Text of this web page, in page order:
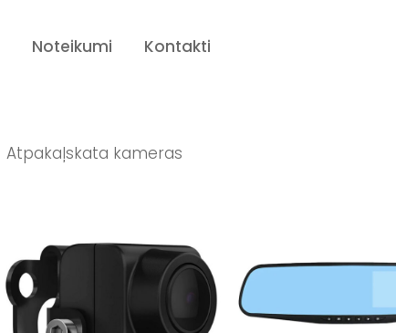
Noteikumi Kontakti
Atpakaļskata kameras